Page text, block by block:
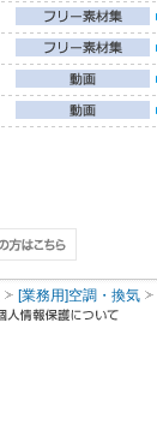
[業務用]空調・換気